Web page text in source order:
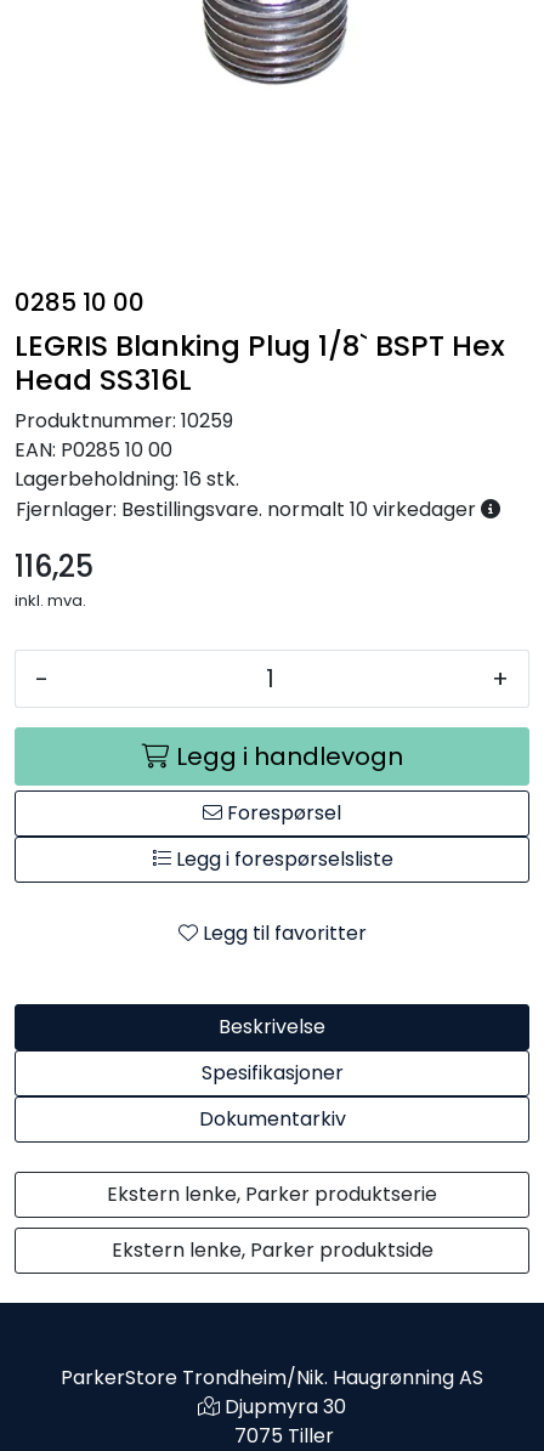
0285 10 00
LEGRIS Blanking Plug 1/8` BSPT Hex
Head SS316L
Produktnummer: 10259
EAN: P0285 10 00
Lagerbeholdning: 16 stk.
Fjernlager: Bestillingsvare. normalt 10 virkedager
116,25
inkl. mva.
- +
Legg i handlevogn
Forespørsel
Legg i forespørselsliste
Legg til favoritter
Beskrivelse
Spesifikasjoner
Dokumentarkiv
Ekstern lenke, Parker produktserie
Ekstern lenke, Parker produktside
ParkerStore Trondheim/Nik. Haugrønning AS
Djupmyra 30
7075 Tiller